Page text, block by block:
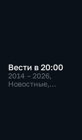
Вести в 20:00
2014 – 2026,
Новостные,